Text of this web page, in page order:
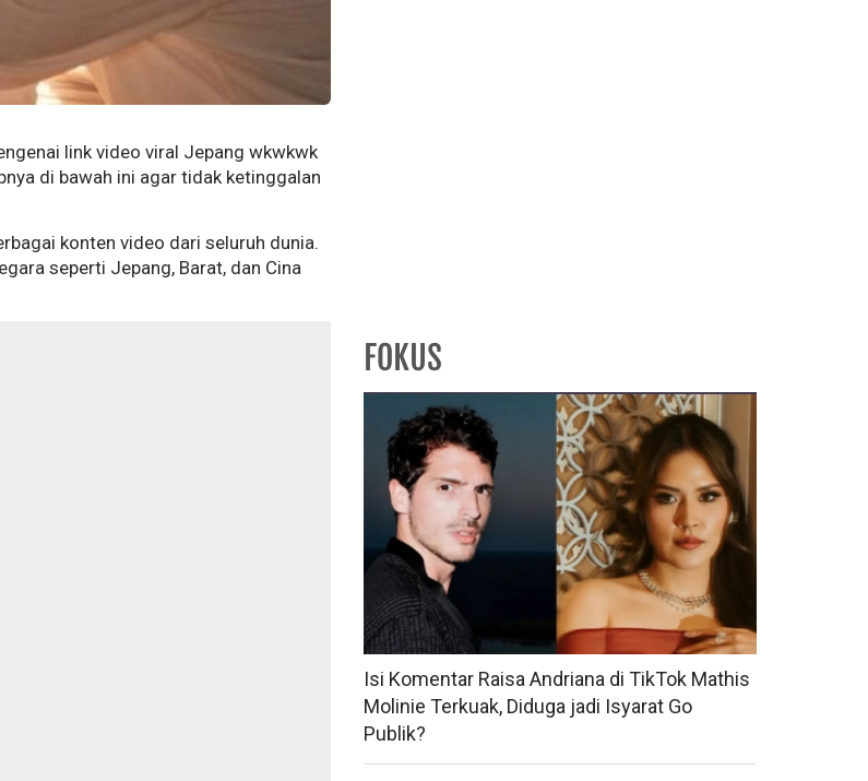
link video viral Jepang wkwkwk
di bawah ini agar tidak ketinggalan
konten video dari seluruh dunia.
seperti Jepang, Barat, dan Cina
FOKUS
Isi Komentar Raisa Andriana di TikTok Mathis
Molinie Terkuak, Diduga jadi Isyarat Go
Publik?